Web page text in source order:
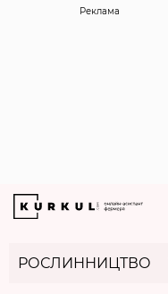
Реклама
РОСЛИННИЦТВО